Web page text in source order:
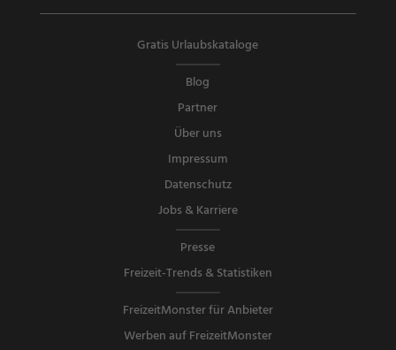
Gratis Urlaubskataloge
Blog
Partner
Über uns
Impressum
Datenschutz
Jobs & Karriere
Presse
Freizeit-Trends & Statistiken
FreizeitMonster für Anbieter
Werben auf FreizeitMonster